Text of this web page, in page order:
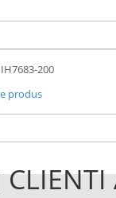
IH7683-200
produs
CLIENTI